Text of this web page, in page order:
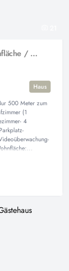
500 Meter zum Strand / 167 qm Wohnfläche / 3 Schlafzimmer
Haus
500 Meter zum
(1
4